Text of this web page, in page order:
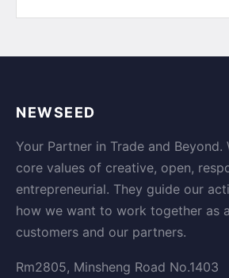
NEWSEED
Your Partner in Trade and
core values of creative, open,
entrepreneurial. They guide our
how we want to work together as
customers and our partners.
Rm2805, Minsheng Road No.1403